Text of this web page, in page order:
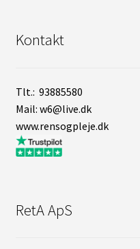
Kontakt
Tlt.: 93885580
Mail: w6@live.dk
www.rensogpleje.dk
RetA ApS